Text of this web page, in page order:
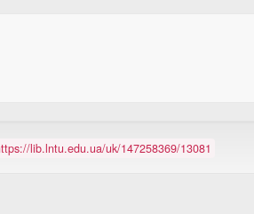
lib.lntu.edu.ua/uk/147258369/13081